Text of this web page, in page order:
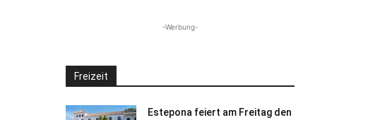
-Werbung-
Freizeit
Estepona feiert am Freitag den